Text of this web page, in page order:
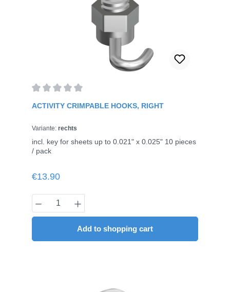
ACTIVITY CRIMPABLE HOOKS, RIGHT
Variante: rechts
incl. key for sheets up to 0.021" x 0.025" 10 pieces
/ pack
Regular price:
€13.90
Product Quantity: Enter the desired
Add to shopping cart